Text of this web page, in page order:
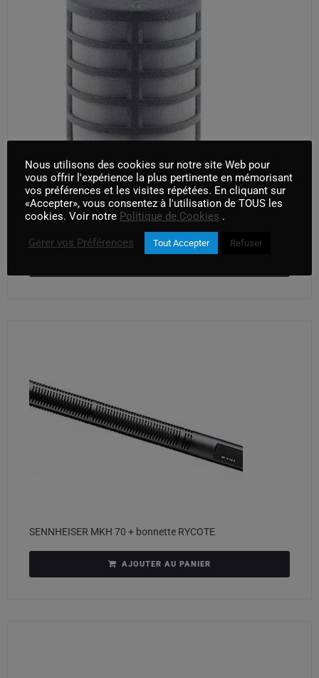
SENNHEISER MKH 70 + bonnette RYCOTE
AJOUTER AU PANIER
Nous utilisons des cookies sur notre site Web pour
vous offrir l'expérience la plus pertinente en mémorisant
vos préférences et les visites répétées. En cliquant sur
«Accepter», vous consentez à l'utilisation de TOUS les
cookies. Voir notre Politique de Cookies .
Gérer vos Préférences Tout Accepter Refuser